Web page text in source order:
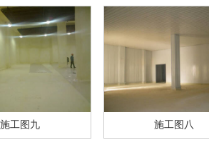
施工图九 施工图八